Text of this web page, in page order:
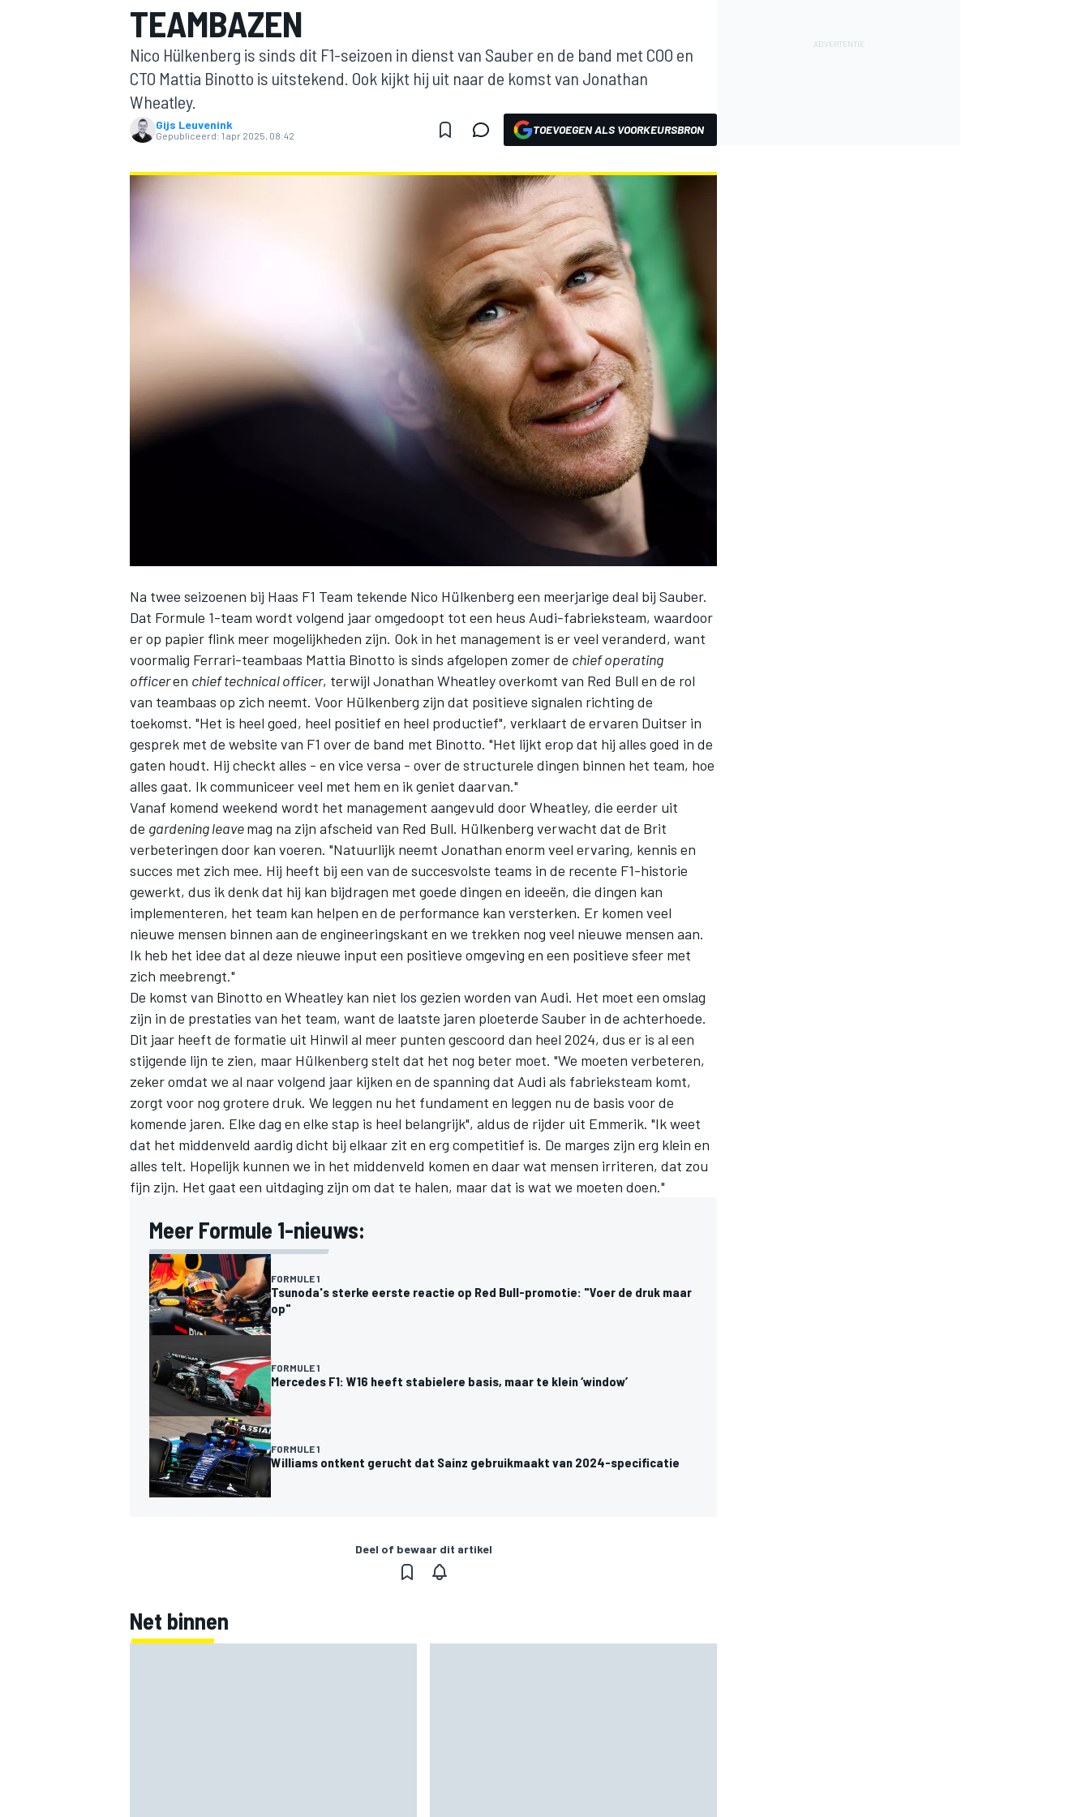
MOTOGP
INDYCAR
TEAMBAZEN
Nico Hülkenberg is sinds dit F1-seizoen in dienst van Sauber en de band met COO en
CTO Mattia Binotto is uitstekend. Ook kijkt hij uit naar de komst van Jonathan
Wheatley.
Gijs Leuvenink
Gepubliceerd: 1 apr 2025, 08:42 TOEVOEGEN ALS VOORKEURSBRON
Na twee seizoenen bij Haas F1 Team tekende Nico Hülkenberg een meerjarige deal bij Sauber.
Dat Formule 1-team wordt volgend jaar omgedoopt tot een heus Audi-fabrieksteam, waardoor
er op papier flink meer mogelijkheden zijn. Ook in het management is er veel veranderd, want
voormalig Ferrari-teambaas Mattia Binotto is sinds afgelopen zomer de chief operating
officeren chief technical officer, terwijl Jonathan Wheatley overkomt van Red Bull en de rol
van teambaas op zich neemt. Voor Hülkenberg zijn dat positieve signalen richting de
toekomst. "Het is heel goed, heel positief en heel productief", verklaart de ervaren Duitser in
gesprek met de website van F1 over de band met Binotto. "Het lijkt erop dat hij alles goed in de
gaten houdt. Hij checkt alles - en vice versa - over de structurele dingen binnen het team, hoe
alles gaat. Ik communiceer veel met hem en ik geniet daarvan."
Vanaf komend weekend wordt het management aangevuld door Wheatley, die eerder uit
de gardening leavemag na zijn afscheid van Red Bull. Hülkenberg verwacht dat de Brit
verbeteringen door kan voeren. "Natuurlijk neemt Jonathan enorm veel ervaring, kennis en
succes met zich mee. Hij heeft bij een van de succesvolste teams in de recente F1-historie
gewerkt, dus ik denk dat hij kan bijdragen met goede dingen en ideeën, die dingen kan
implementeren, het team kan helpen en de performance kan versterken. Er komen veel
nieuwe mensen binnen aan de engineeringskant en we trekken nog veel nieuwe mensen aan.
Ik heb het idee dat al deze nieuwe input een positieve omgeving en een positieve sfeer met
zich meebrengt."
De komst van Binotto en Wheatley kan niet los gezien worden van Audi. Het moet een omslag
zijn in de prestaties van het team, want de laatste jaren ploeterde Sauber in de achterhoede.
Dit jaar heeft de formatie uit Hinwil al meer punten gescoord dan heel 2024, dus er is al een
stijgende lijn te zien, maar Hülkenberg stelt dat het nog beter moet. "We moeten verbeteren,
zeker omdat we al naar volgend jaar kijken en de spanning dat Audi als fabrieksteam komt,
zorgt voor nog grotere druk. We leggen nu het fundament en leggen nu de basis voor de
komende jaren. Elke dag en elke stap is heel belangrijk", aldus de rijder uit Emmerik. "Ik weet
dat het middenveld aardig dicht bij elkaar zit en erg competitief is. De marges zijn erg klein en
alles telt. Hopelijk kunnen we in het middenveld komen en daar wat mensen irriteren, dat zou
fijn zijn. Het gaat een uitdaging zijn om dat te halen, maar dat is wat we moeten doen."
Meer Formule 1-nieuws:
FORMULE 1
Tsunoda's sterke eerste reactie op Red Bull-promotie: "Voer de druk maar
op"
FORMULE 1
Mercedes F1: W16 heeft stabielere basis, maar te klein ‘window’
FORMULE 1
Williams ontkent gerucht dat Sainz gebruikmaakt van 2024-specificatie
Deel of bewaar dit artikel
Net binnen